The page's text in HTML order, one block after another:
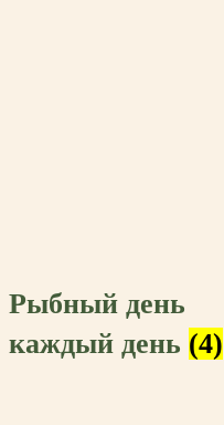
Рыбный день
каждый день (4)